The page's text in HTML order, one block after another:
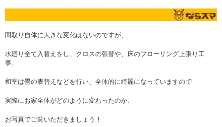
間取り自体に大きな変化はないのですが、
水廻り全て入替えをし、クロスの張替や、床のフローリング上張り工
事、
和室は畳の表替えなどを行い、全体的に綺麗になっていますので
実際にお家全体がどのように変わったのか、
お写真でご覧いただきましょう！